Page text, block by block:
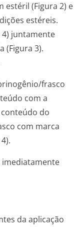
estéril (Figura 2) e
estéreis.
4) juntamente
(Figura 3).
frasco
com a
do
com marca
imediatamente
da aplicação